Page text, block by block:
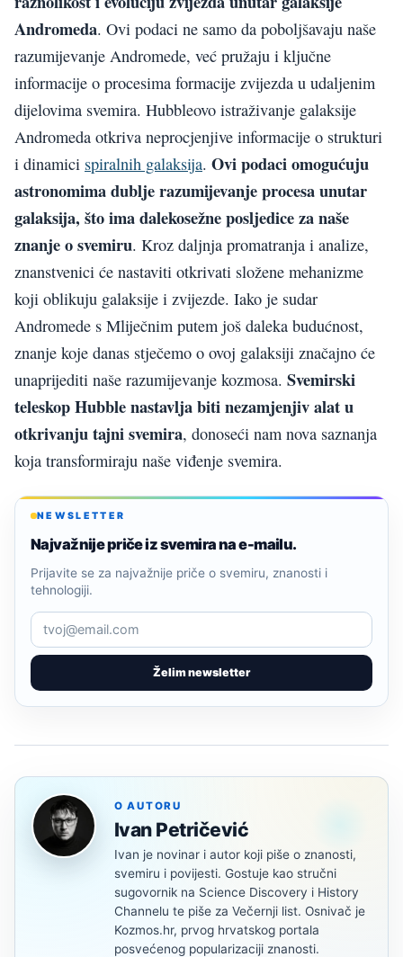
Andromeda. Ovi podaci ne samo da poboljšavaju naše
razumijevanje Andromede, već pružaju i ključne
informacije o procesima formacije zvijezda u udaljenim
dijelovima svemira. Hubbleovo istraživanje galaksije
Andromeda otkriva neprocjenjive informacije o strukturi
i dinamici spiralnih galaksija. Ovi podaci omogućuju
astronomima dublje razumijevanje procesa unutar
galaksija, što ima dalekosežne posljedice za naše
znanje o svemiru. Kroz daljnja promatranja i analize,
znanstvenici će nastaviti otkrivati složene mehanizme
koji oblikuju galaksije i zvijezde. Iako je sudar
Andromede s Mliječnim putem još daleka budućnost,
znanje koje danas stječemo o ovoj galaksiji značajno će
unaprijediti naše razumijevanje kozmosa. Svemirski
teleskop Hubble nastavlja biti nezamjenjiv alat u
otkrivanju tajni svemira, donoseći nam nova saznanja
koja transformiraju naše viđenje svemira.
NEWSLETTER
Najvažnije priče iz svemira na e-mailu.
Želim newsletter
Prijavite se za najvažnije priče o svemiru, znanosti i
tehnologiji.
O AUTORU
Ivan Petričević
Ivan je novinar i autor koji piše o znanosti,
svemiru i povijesti. Gostuje kao stručni
sugovornik na Science Discovery i History
Channelu te piše za Večernji list. Osnivač je
Kozmos.hr, prvog hrvatskog portala
posvećenog popularizaciji znanosti.